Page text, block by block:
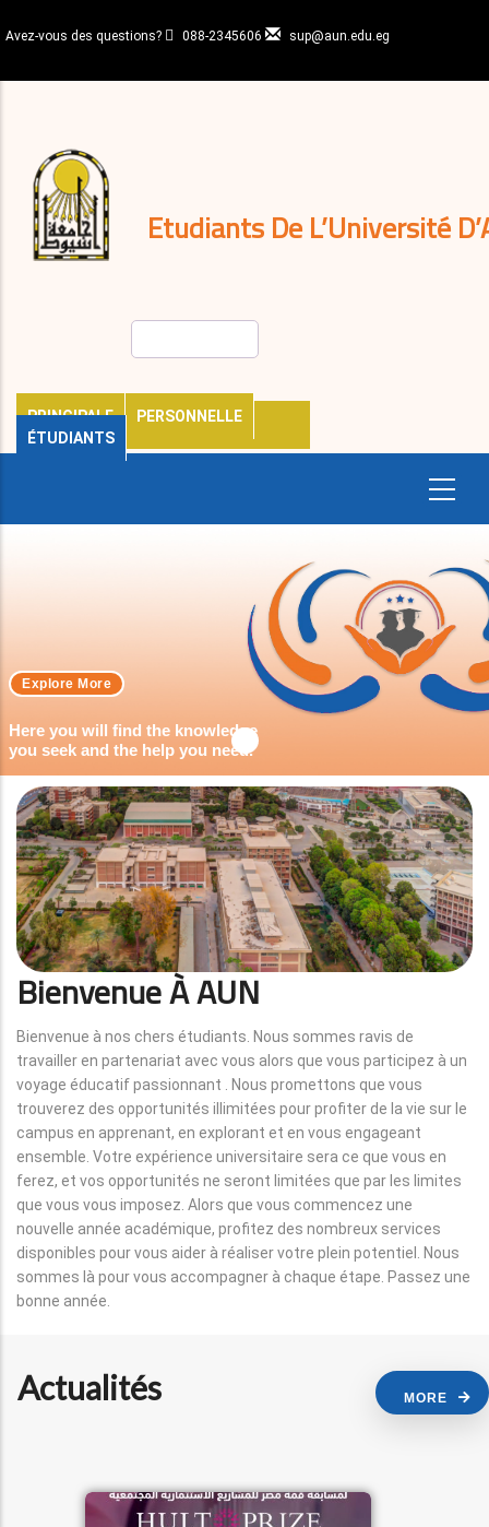
au
principal
Avez-vous des questions? 088-2345606 sup@aun.edu.eg
Etudiants De L’Université
PRINCIPALE
PERSONNELLE
ÉTUDIANTS
décisions
Expatriés
Journal
Here you will find the knowledge
you seek and the help you need.
Explore More
Bienvenue À AUN
Bienvenue à nos chers étudiants. Nous sommes ravis de
travailler en partenariat avec vous alors que vous participez à un
voyage éducatif passionnant . Nous promettons que vous
trouverez des opportunités illimitées pour profiter de la vie sur le
campus en apprenant, en explorant et en vous engageant
ensemble. Votre expérience universitaire sera ce que vous en
ferez, et vos opportunités ne seront limitées que par les limites
que vous vous imposez. Alors que vous commencez une
nouvelle année académique, profitez des nombreux services
disponibles pour vous aider à réaliser votre plein potentiel. Nous
sommes là pour vous accompagner à chaque étape. Passez une
bonne année.
Actualités MORE